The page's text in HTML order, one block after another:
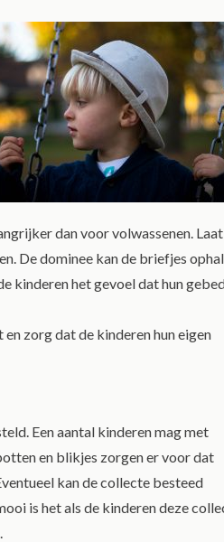
dan voor volwassenen.
De dominee kan de briefjes
kinderen het gevoel dat hun
zorg dat de kinderen hun eigen
Een aantal kinderen mag met
en blikjes zorgen er voor dat
kan de collecte besteed
is het als de kinderen deze